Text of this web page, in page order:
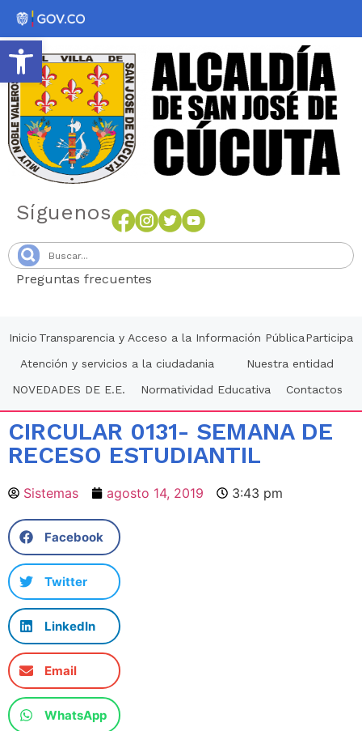
Abrir barra de herramientas
Síguenos
Preguntas frecuentes
Inicio Transparencia y Acceso a la Información PúblicaParticipa
Atención y servicios a la ciudadania
Nuestra entidad
NOVEDADES DE E.E.
Normatividad Educativa Contactos
CIRCULAR 0131- SEMANA DE
RECESO ESTUDIANTIL
Sistemas agosto 14, 2019 3:43 pm
Facebook
Twitter
LinkedIn
Email
WhatsApp